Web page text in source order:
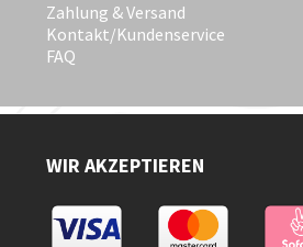
Zahlung & Versand
Kontakt/Kundenservice
FAQ
WIR AKZEPTIEREN